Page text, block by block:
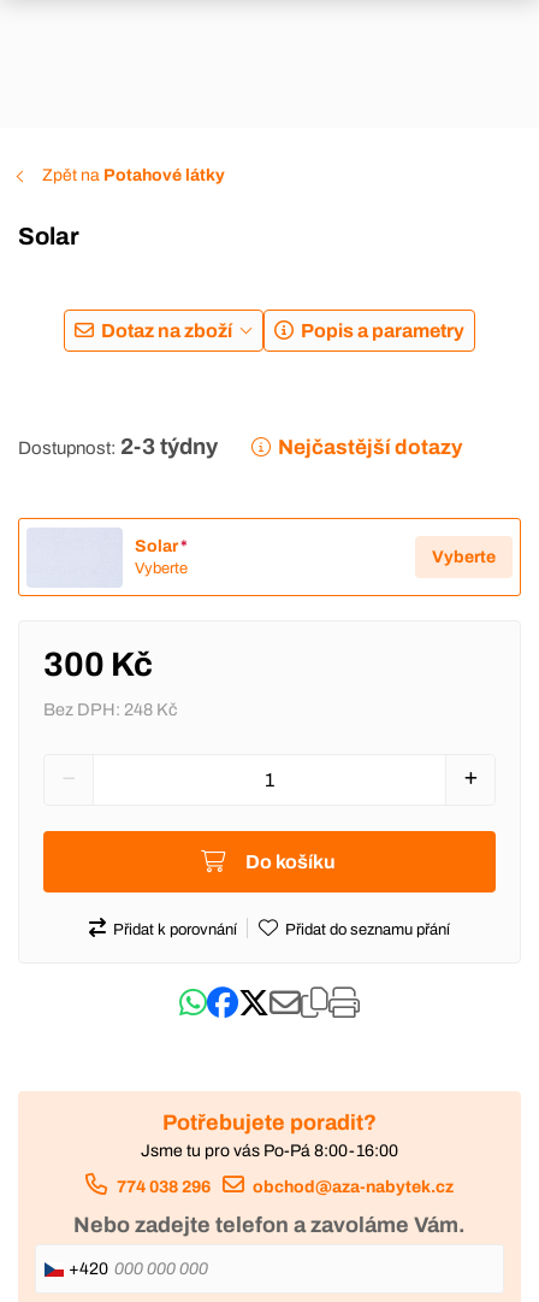
Zpět na Potahové látky
Solar
Dotaz na zboží Popis a parametry
Dostupnost: 2-3 týdny Nejčastější dotazy
Solar*
Vyberte
Vyberte
300 Kč
Bez DPH: 248 Kč
Do košíku
Přidat k porovnání Přidat do seznamu přání
Potřebujete poradit?
Jsme tu pro vás Po-Pá 8:00-16:00
774 038 296 obchod@aza-nabytek.cz
Nebo zadejte telefon a zavoláme Vám.
+420